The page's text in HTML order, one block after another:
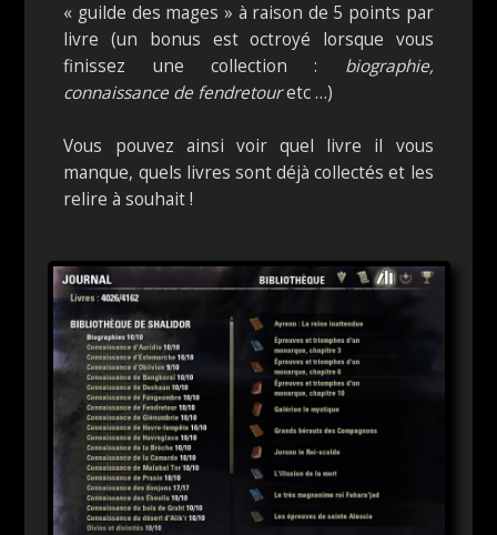
« guilde des mages » à raison de 5 points par
livre (un bonus est octroyé lorsque vous
finissez une collection : biographie,
connaissance de fendretouretc …)
Vous pouvez ainsi voir quel livre il vous
manque, quels livres sont déjà collectés et les
relire à souhait !